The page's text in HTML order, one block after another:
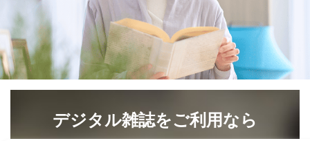
デジタル雑誌をご利用なら